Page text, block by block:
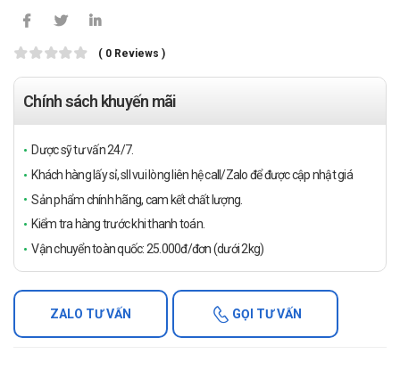
( 0 Reviews )
Chính sách khuyến mãi
Dược sỹ tư vấn 24/7.
Khách hàng lấy sỉ, sll vui lòng liên hệ call/Zalo để được cập nhật giá
Sản phẩm chính hãng, cam kết chất lượng.
Kiểm tra hàng trước khi thanh toán.
Vận chuyển toàn quốc: 25.000đ/đơn (dưới 2kg)
ZALO TƯ VẤN GỌI TƯ VẤN